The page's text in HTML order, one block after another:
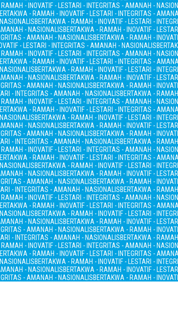
RAMAH - INOVATIF - LESTARI - INTEGRITAS - AMANAH -
- RAMAH - INOVATIF - LESTARI - INTEGRITAS -
BERTAKWA - RAMAH - INOVATIF - LESTARI -
- NASIONALISBERTAKWA - RAMAH - INOVATIF -
- AMANAH - NASIONALISBERTAKWA - RAMAH -
- LESTARI - INTEGRITAS - AMANAH - NASIONALIS
RAMAH - INOVATIF - LESTARI - INTEGRITAS - AMANAH -
- RAMAH - INOVATIF - LESTARI - INTEGRITAS -
BERTAKWA - RAMAH - INOVATIF - LESTARI -
- NASIONALISBERTAKWA - RAMAH - INOVATIF -
- AMANAH - NASIONALISBERTAKWA - RAMAH -
- INTEGRITAS - AMANAH - NASIONALISBERTAKWA -
RAMAH - INOVATIF - LESTARI - INTEGRITAS - AMANAH -
- RAMAH - INOVATIF - LESTARI - INTEGRITAS -
BERTAKWA - RAMAH - INOVATIF - LESTARI -
- NASIONALISBERTAKWA - RAMAH - INOVATIF -
- AMANAH - NASIONALISBERTAKWA - RAMAH -
- INTEGRITAS - AMANAH - NASIONALISBERTAKWA -
RAMAH - INOVATIF - LESTARI - INTEGRITAS - AMANAH -
- RAMAH - INOVATIF - LESTARI - INTEGRITAS -
BERTAKWA - RAMAH - INOVATIF - LESTARI -
- NASIONALISBERTAKWA - RAMAH - INOVATIF -
- AMANAH - NASIONALISBERTAKWA - RAMAH -
- INTEGRITAS - AMANAH - NASIONALISBERTAKWA -
RAMAH - INOVATIF - LESTARI - INTEGRITAS - AMANAH -
- RAMAH - INOVATIF - LESTARI - INTEGRITAS -
BERTAKWA - RAMAH - INOVATIF - LESTARI -
- NASIONALISBERTAKWA - RAMAH - INOVATIF -
- AMANAH - NASIONALISBERTAKWA - RAMAH -
- INTEGRITAS - AMANAH - NASIONALISBERTAKWA -
RAMAH - INOVATIF - LESTARI - INTEGRITAS - AMANAH -
- RAMAH - INOVATIF - LESTARI - INTEGRITAS -
BERTAKWA - RAMAH - INOVATIF - LESTARI -
- NASIONALISBERTAKWA - RAMAH - INOVATIF -
- AMANAH - NASIONALISBERTAKWA - RAMAH -